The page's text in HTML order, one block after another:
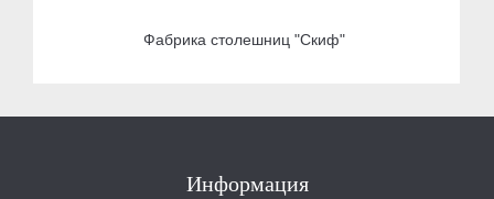
Фабрика столешниц "Скиф"
Информация